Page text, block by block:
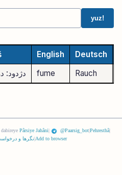
yuz!
English Deutsch
دژدود: fume Rauch
dabireye Pârsiye Jahâni| @Paarsig_bot|Pehresthâ|
نگرها و Add to browser